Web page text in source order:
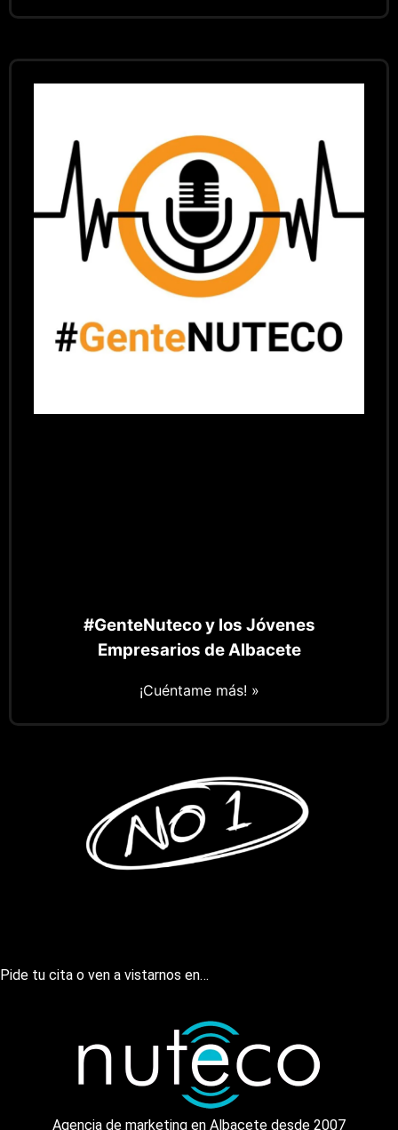
#GenteNuteco y los Jóvenes
Empresarios de Albacete
¡Cuéntame más! »
Pide tu cita o ven a vistarnos en…
Agencia de marketing en Albacete desde 2007